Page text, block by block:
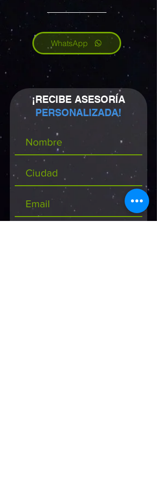
WhatsApp
¡RECIBE ASESORÍA
PERSONALIZADA!